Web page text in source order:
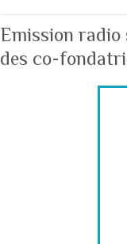
Emission radio
des co-